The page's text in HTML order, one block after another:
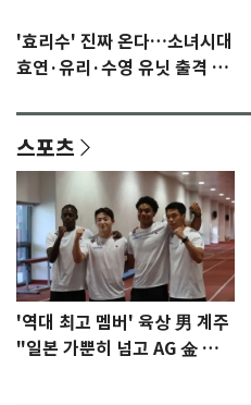
'효리수' 진짜 온다…소녀시대
효연·유리·수영 유닛 출격 [N
스포츠
'역대 최고 멤버' 육상 男 계주
"일본 가뿐히 넘고 AG 金 따겠